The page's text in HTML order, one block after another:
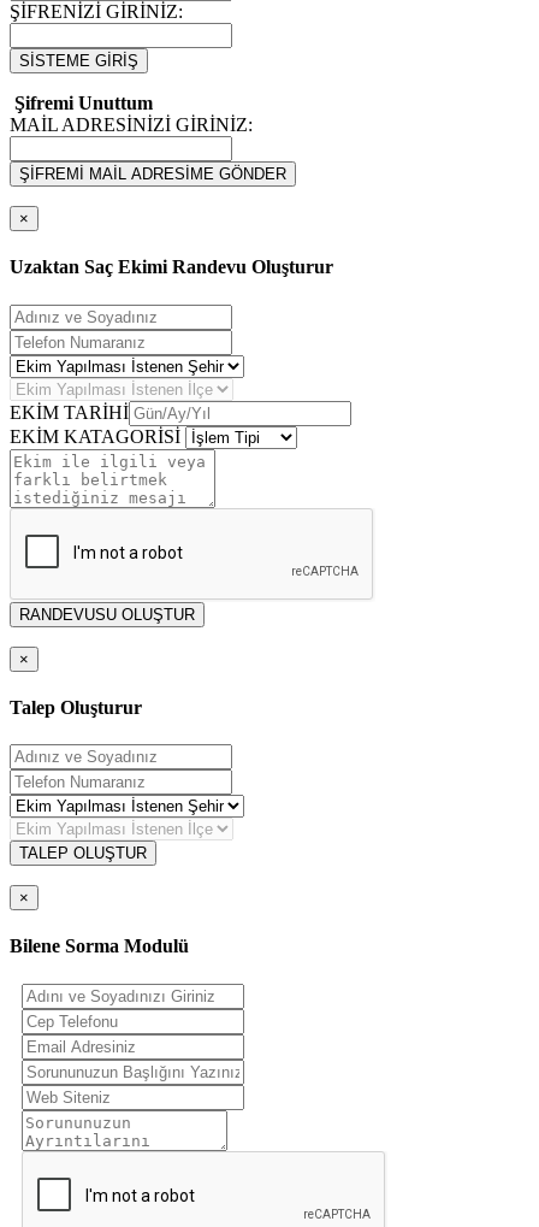
ŞİFRENİZİ GİRİNİZ:
SİSTEME GİRİŞ
Şifremi Unuttum
MAİL ADRESİNİZİ GİRİNİZ:
ŞİFREMİ MAİL ADRESİME GÖNDER
×
Uzaktan Saç Ekimi Randevu Oluşturur
EKİM TARİHİ
EKİM KATAGORİSİ
RANDEVUSU OLUŞTUR
×
Talep Oluşturur
TALEP OLUŞTUR
×
Bilene Sorma Modulü